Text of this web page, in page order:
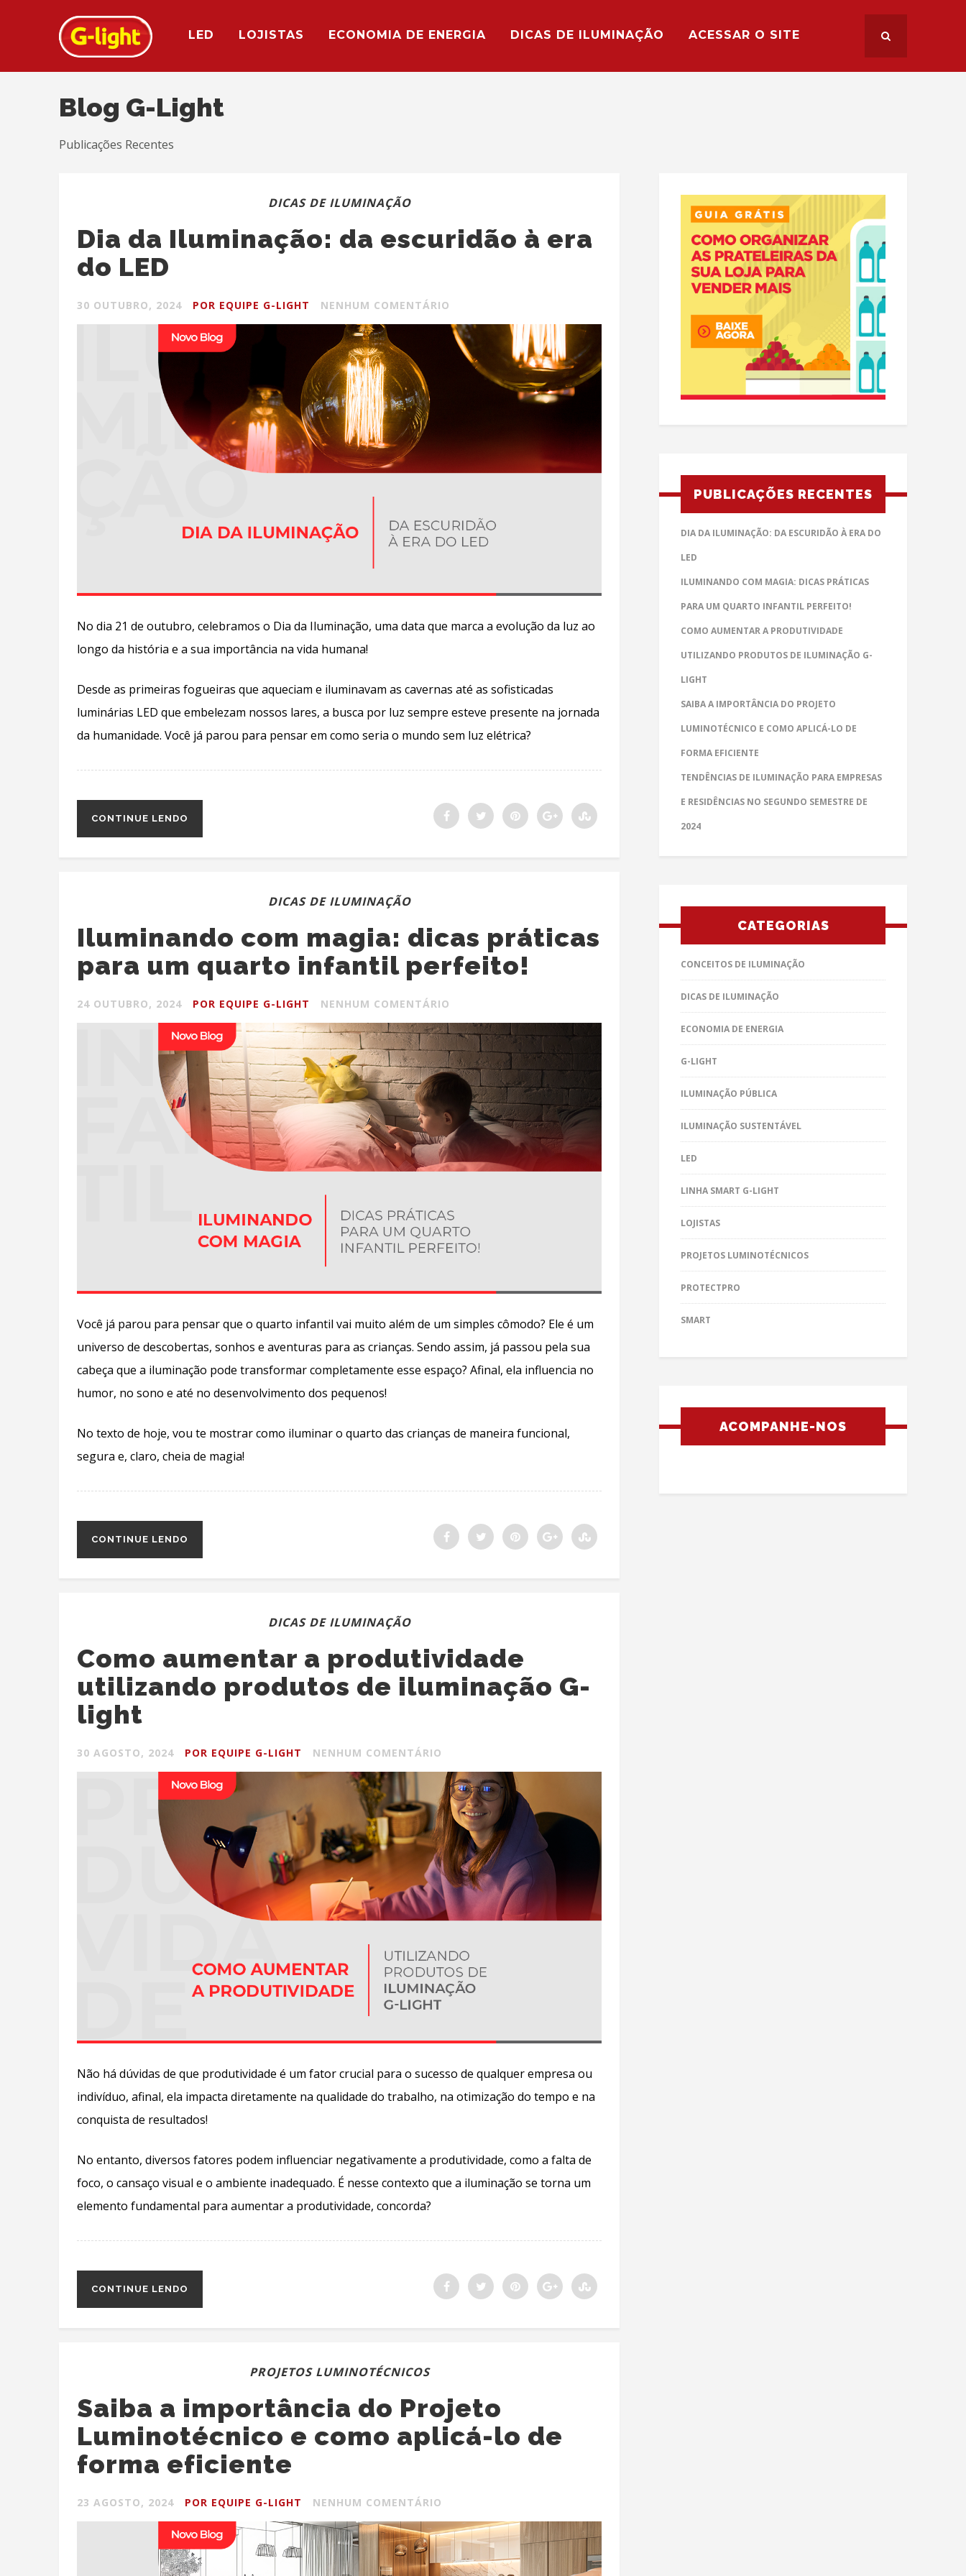
LED LOJISTAS ECONOMIA DE ENERGIA DICAS DE ILUMINAÇÃO ACESSAR O SITE
Blog G-Light
Publicações Recentes
DICAS DE ILUMINAÇÃO
Dia da Iluminação: da escuridão à era
do LED
30 OUTUBRO, 2024 POR EQUIPE G-LIGHT NENHUM COMENTÁRIO
No dia 21 de outubro, celebramos o Dia da Iluminação, uma data que marca a evolução da luz ao
longo da história e a sua importância na vida humana!
Desde as primeiras fogueiras que aqueciam e iluminavam as cavernas até as sofisticadas
luminárias LED que embelezam nossos lares, a busca por luz sempre esteve presente na jornada
da humanidade. Você já parou para pensar em como seria o mundo sem luz elétrica?
CONTINUE LENDO
DICAS DE ILUMINAÇÃO
Iluminando com magia: dicas práticas
para um quarto infantil perfeito!
24 OUTUBRO, 2024 POR EQUIPE G-LIGHT NENHUM COMENTÁRIO
Você já parou para pensar que o quarto infantil vai muito além de um simples cômodo? Ele é um
universo de descobertas, sonhos e aventuras para as crianças. Sendo assim, já passou pela sua
cabeça que a iluminação pode transformar completamente esse espaço? Afinal, ela influencia no
humor, no sono e até no desenvolvimento dos pequenos!
No texto de hoje, vou te mostrar como iluminar o quarto das crianças de maneira funcional,
segura e, claro, cheia de magia!
CONTINUE LENDO
DICAS DE ILUMINAÇÃO
Como aumentar a produtividade
utilizando produtos de iluminação G-
light
30 AGOSTO, 2024 POR EQUIPE G-LIGHT NENHUM COMENTÁRIO
Não há dúvidas de que produtividade é um fator crucial para o sucesso de qualquer empresa ou
indivíduo, afinal, ela impacta diretamente na qualidade do trabalho, na otimização do tempo e na
conquista de resultados!
No entanto, diversos fatores podem influenciar negativamente a produtividade, como a falta de
foco, o cansaço visual e o ambiente inadequado. É nesse contexto que a iluminação se torna um
elemento fundamental para aumentar a produtividade, concorda?
CONTINUE LENDO
PROJETOS LUMINOTÉCNICOS
Saiba a importância do Projeto
Luminotécnico e como aplicá-lo de
forma eficiente
23 AGOSTO, 2024 POR EQUIPE G-LIGHT NENHUM COMENTÁRIO
PUBLICAÇÕES RECENTES
DIA DA ILUMINAÇÃO: DA ESCURIDÃO À ERA DO
LED
ILUMINANDO COM MAGIA: DICAS PRÁTICAS
PARA UM QUARTO INFANTIL PERFEITO!
COMO AUMENTAR A PRODUTIVIDADE
UTILIZANDO PRODUTOS DE ILUMINAÇÃO G-
LIGHT
SAIBA A IMPORTÂNCIA DO PROJETO
LUMINOTÉCNICO E COMO APLICÁ-LO DE
FORMA EFICIENTE
TENDÊNCIAS DE ILUMINAÇÃO PARA EMPRESAS
E RESIDÊNCIAS NO SEGUNDO SEMESTRE DE
2024
CATEGORIAS
CONCEITOS DE ILUMINAÇÃO
DICAS DE ILUMINAÇÃO
ECONOMIA DE ENERGIA
G-LIGHT
ILUMINAÇÃO PÚBLICA
ILUMINAÇÃO SUSTENTÁVEL
LED
LINHA SMART G-LIGHT
LOJISTAS
PROJETOS LUMINOTÉCNICOS
PROTECTPRO
SMART
ACOMPANHE-NOS